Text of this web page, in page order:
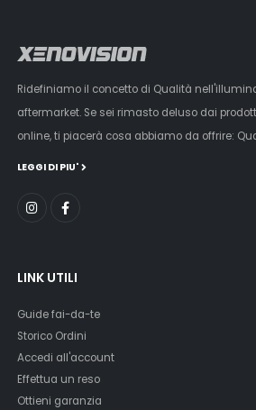
Ridefiniamo il concetto di Qualità
aftermarket. Se sei rimasto deluso dai
online, ti piacerà cosa abbiamo da offrire:
LEGGI DI PIU'
LINK UTILI
Guide fai-da-te
Storico Ordini
Accedi all'account
Effettua un reso
Ottieni garanzia